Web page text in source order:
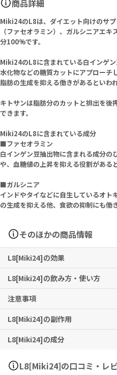
商品詳細
Miki24のL8は、ダイエット向けのサ
（ファセオラミン）、ガルシニアエ
分100%です。
Miki24のL8に含まれている白インゲ
水化物などの糖質カットにアプローチ
脂肪の生成を抑える働きがあるといわれ
キトサンは脂肪分のカットと排出を後
できます。
Miki24のL8に含まれている成分
■ファセオラミン
白インゲン豆抽出物に含まれる成分の
や、血糖値の上昇を抑える役割がある
■ガルシニア
インドやタイなどに自生しているオト
の生成を抑える他、食欲の抑制にも働
そのほかの商品情報
L8[Miki24]の効果
ダイエットに有用なサプリメントで
※有用性には個人差がありますこ
L8[Miki24]の飲み方・使い方
1日1粒を目安にお召し上がりくだ
注意事項
子供や、妊娠中・授乳中の方は本
現在摂取しているサプリメントの
のがある場合、その商品を摂取す
海鮮食品の過敏症がある方、基本
避けてください。
L8[Miki24]の副作用
特に副作用は報告されておりませ
L8[Miki24]の成分
White Kidney Bean Extract
hitosan 100mg.
L8[Miki24]の口コミ・レ